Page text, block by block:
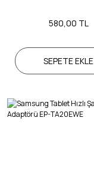
580,00 TL
SEPETE EKLE